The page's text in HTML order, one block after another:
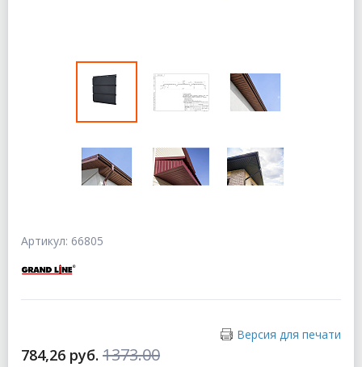
Артикул: 66805
Версия для печати
784,26 руб. 1373.00